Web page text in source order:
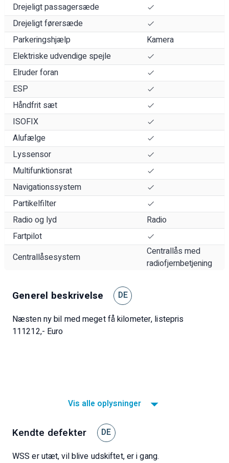
Drejeligt passagersæde
Drejeligt førersæde
Parkeringshjælp
Kamera
Elektriske udvendige spejle
Elruder foran
ESP
Håndfrit sæt
ISOFIX
Alufælge
Lyssensor
Multifunktionsrat
Navigationssystem
Partikelfilter
Radio og lyd
Radio
Fartpilot
Centrallåsesystem
Centrallås med
radiofjernbetjening
Generel beskrivelse DE
Næsten ny bil med meget få kilometer, listepris
111212,- Euro
Vis alle oplysninger
Kendte defekter DE
WSS er utæt, vil blive udskiftet, er i gang.